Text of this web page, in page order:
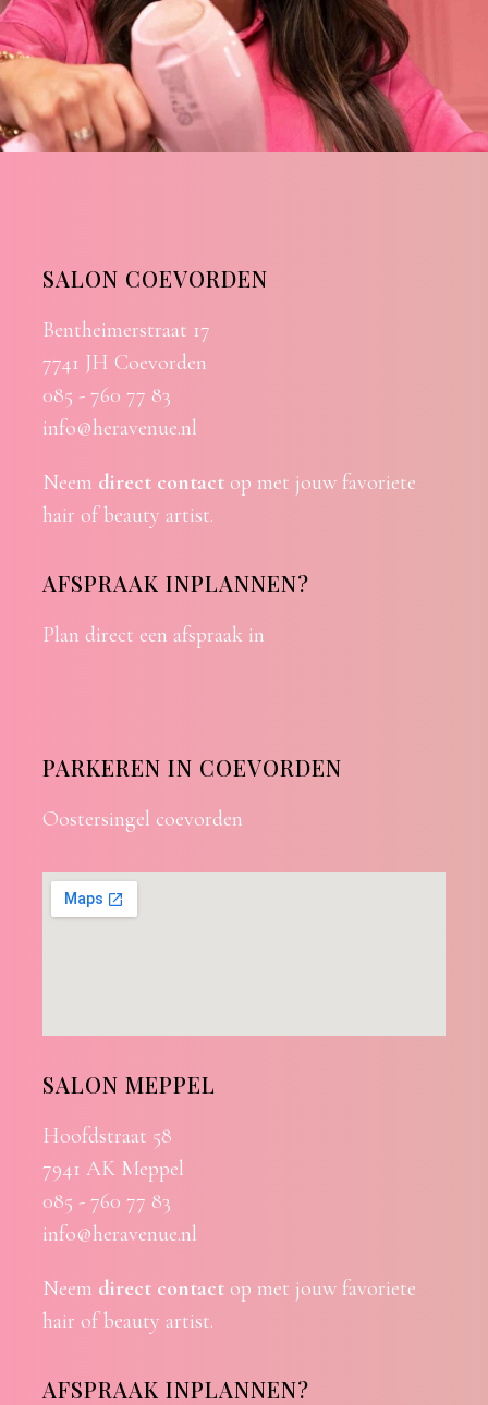
SALON COEVORDEN
Bentheimerstraat 17
7741 JH Coevorden
085 - 760 77 83
info@heravenue.nl
Neem direct contactop met jouw favoriete
hair of beauty artist.
AFSPRAAK INPLANNEN?
Plan direct een afspraak in
PARKEREN IN COEVORDEN
Oostersingel coevorden
SALON MEPPEL
Hoofdstraat 58
7941 AK Meppel
085 - 760 77 83
info@heravenue.nl
Neem direct contactop met jouw favoriete
hair of beauty artist.
AFSPRAAK INPLANNEN?